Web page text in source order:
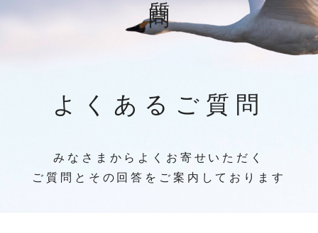
よくあるご質問
みなさまからよくお寄せいただく
ご質問とその回答をご案内しております